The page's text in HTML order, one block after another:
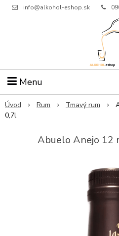
info@alkohol-eshop.sk
Menu
Úvod Rum Tmavý rum
0,7l
Abuelo Anejo 12